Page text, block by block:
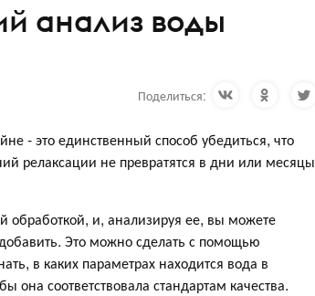
анализ воды
Поделиться:
- это единственный способ убедиться, что
релаксации не превратятся в дни или месяцы
обработкой, и, анализируя ее, вы можете
Это можно сделать с помощью
в каких параметрах находится вода в
она соответствовала стандартам качества.